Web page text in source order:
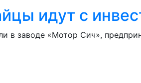
идут с
в заводе «Мотор Сич»,